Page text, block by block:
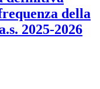
della
2025-2026